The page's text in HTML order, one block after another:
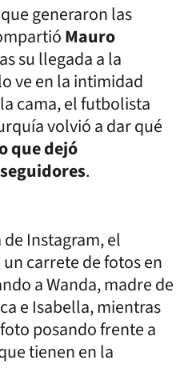
generaron las
Mauro
su llegada a la
ve en la intimidad
cama, el futbolista
volvió a dar qué
que dejó
.
Instagram, el
carrete de fotos en
a Wanda, madre de
e Isabella, mientras
posando frente a
tienen en la